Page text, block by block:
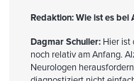
Redaktion: Wie ist es bei
Dagmar Schuller: Hier ist
noch relativ am Anfang.
Neurologen